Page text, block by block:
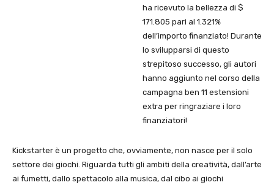
ha ricevuto la bellezza di $
171.805 pari al 1.321%
dell’importo finanziato! Durante
lo svilupparsi di questo
strepitoso successo, gli autori
hanno aggiunto nel corso della
campagna ben 11 estensioni
extra per ringraziare i loro
finanziatori!
Kickstarter è un progetto che, ovviamente, non nasce per il solo
settore dei giochi. Riguarda tutti gli ambiti della creatività, dall’arte
ai fumetti, dallo spettacolo alla musica, dal cibo ai giochi